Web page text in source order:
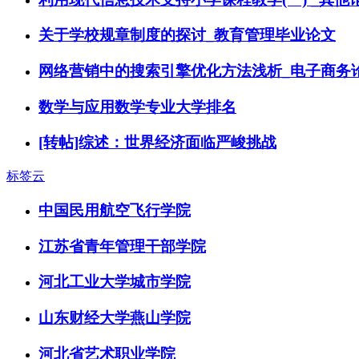
关于学校规章制度的探讨_教育管理毕业论文
网络营销中的搜索引擎优化方法浅析_电子商务
数学与应用数学专业大学排名
[转帖]综述：世界经济面临严峻挑战
标签云
中国民用航空飞行学院
江苏省青年管理干部学院
河北工业大学城市学院
山东财经大学燕山学院
河北省艺术职业学院